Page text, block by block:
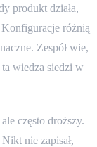
produkt działa,
różnią
Zespół wie,
wiedza siedzi w
często droższy.
nie zapisał,